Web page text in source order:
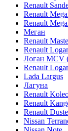
Renault
Renault
Renault
Меган
Renault
Renault
Логан МСV
Renault
Lada Largus
Лагуна
Renault
Renault
Renault
Nissan